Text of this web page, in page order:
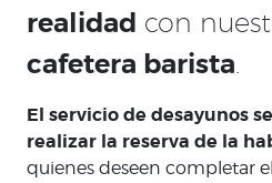
realidad con
cafetera barista
El servicio de desayunos
realizar la reserva de la
quienes deseen completar